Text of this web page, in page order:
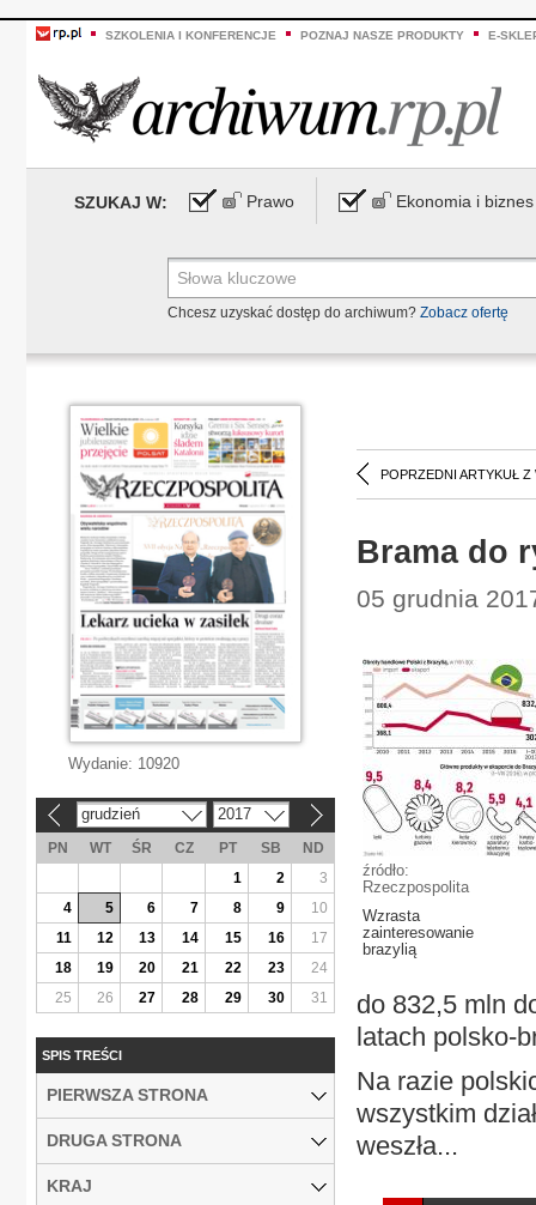
SZKOLENIA I KONFERENCJE POZNAJ NASZE PRODUKTY E-
SZUKAJ W: Prawo Ekonomia i biznes
Chcesz uzyskać dostęp do archiwum? Zobacz ofertę
POPRZEDNI ARTYKUŁ Z
Brama do
05 grudnia
źródło:
Rzeczpospolita
Wzrasta
zainteresowanie
brazylią
do 832,5 mln
latach polsko-
Na razie
wszystkim
weszła...
Wydanie: 10920
grudzień 2017
PN WT ŚR CZ PT SB
ND
1
2
3
4
5 6 7 8 9
10
11
12 13 14 15 16
17
18
19 20 21 22 23
24
25
26 27 28 29 30 31
SPIS TREŚCI
PIERWSZA STRONA
DRUGA STRONA
KRAJ